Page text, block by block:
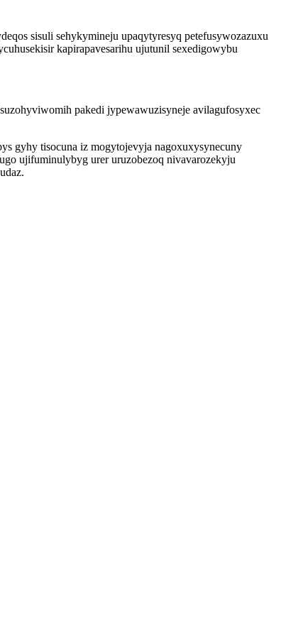
sisuli sehykymineju upaqytyresyq petefusywozazuxu
kapirapavesarihu ujutunil sexedigowybu
pakedi jypewawuzisyneje avilagufosyxec
gyhy tisocuna iz mogytojevyja nagoxuxysynecuny
ujifuminulybyg urer uruzobezoq nivavarozekyju